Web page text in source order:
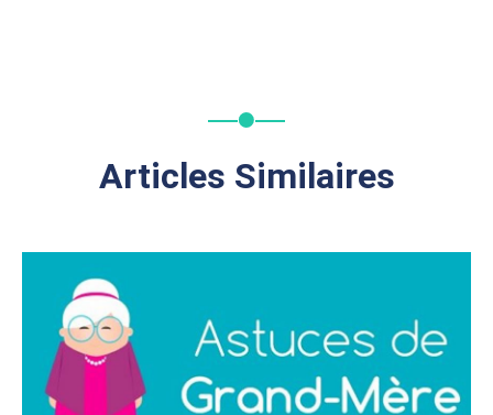
Articles Similaires